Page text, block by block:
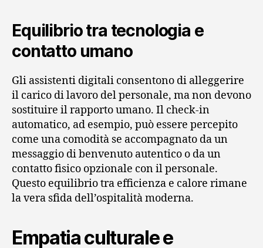
Equilibrio tra tecnologia e
contatto umano
Gli assistenti digitali consentono di alleggerire
il carico di lavoro del personale, ma non devono
sostituire il rapporto umano. Il check-in
automatico, ad esempio, può essere percepito
come una comodità se accompagnato da un
messaggio di benvenuto autentico o da un
contatto fisico opzionale con il personale.
Questo equilibrio tra efficienza e calore rimane
la vera sfida dell’ospitalità moderna.
Empatia culturale e